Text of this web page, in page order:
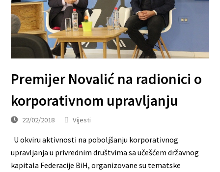
Premijer Novalić na radionici o
korporativnom upravljanju
22/02/2018 Vijesti
U okviru aktivnosti na poboljšanju korporativnog
upravljanja u privrednim društvima sa učešćem državnog
kapitala Federacije BiH, organizovane su tematske